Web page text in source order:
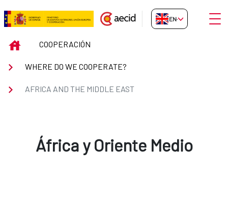
Skip to Main Content
AFRICA AND THE MIDDLE EAST
EN-GB
INICIOCOOPERACIÓN
WHERE DO WE COOPERATE?
AFRICA AND THE MIDDLE EAST
África y Oriente Medio